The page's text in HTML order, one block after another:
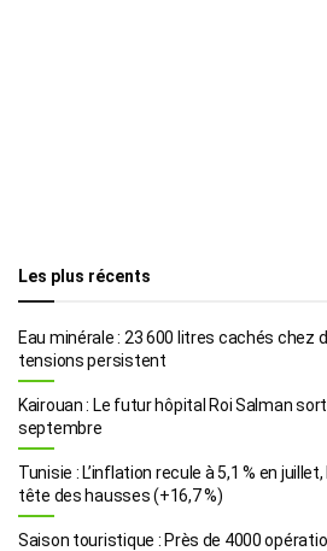
Les plus récents
Eau minérale : 23 600 litres cachés chez
tensions persistent
Kairouan : Le futur hôpital Roi Salman
septembre
Tunisie : L’inflation recule à 5,1 % en
tête des hausses (+16,7 %)
Saison touristique : Près de 4000